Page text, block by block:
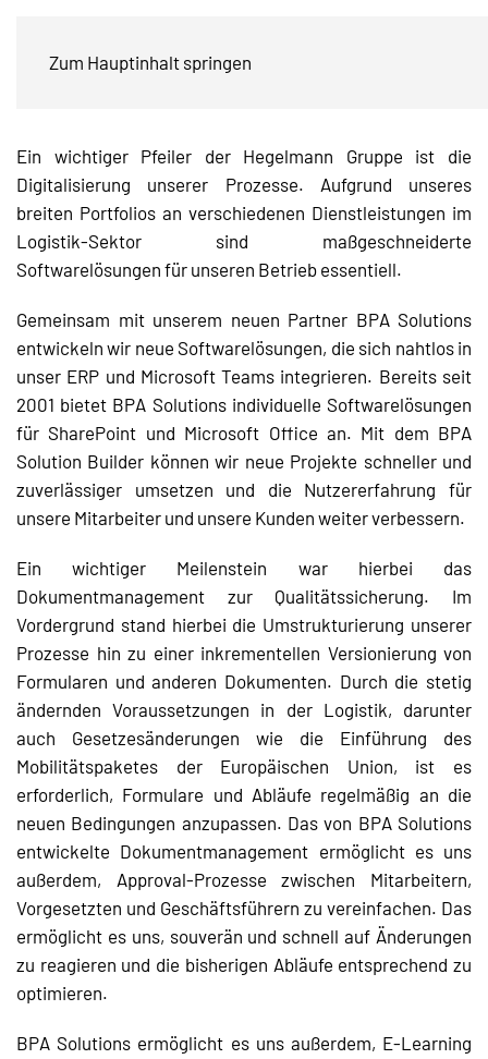
Zum Hauptinhalt springen
Hegelmann fördert Digitalisierung mit
Ein wichtiger Pfeiler der Hegelmann Gruppe ist die
Digitalisierung unserer Prozesse. Aufgrund unseres
breiten Portfolios an verschiedenen Dienstleistungen im
Logistik-Sektor sind maßgeschneiderte
Softwarelösungen für unseren Betrieb essentiell.
Gemeinsam mit unserem neuen Partner BPA Solutions
entwickeln wir neue Softwarelösungen, die sich nahtlos in
unser ERP und Microsoft Teams integrieren. Bereits seit
2001 bietet BPA Solutions individuelle Softwarelösungen
für SharePoint und Microsoft Office an. Mit dem BPA
Solution Builder können wir neue Projekte schneller und
zuverlässiger umsetzen und die Nutzererfahrung für
unsere Mitarbeiter und unsere Kunden weiter verbessern.
Ein wichtiger Meilenstein war hierbei das
Dokumentmanagement zur Qualitätssicherung. Im
Vordergrund stand hierbei die Umstrukturierung unserer
Prozesse hin zu einer inkrementellen Versionierung von
Formularen und anderen Dokumenten. Durch die stetig
ändernden Voraussetzungen in der Logistik, darunter
auch Gesetzesänderungen wie die Einführung des
Mobilitätspaketes der Europäischen Union, ist es
erforderlich, Formulare und Abläufe regelmäßig an die
neuen Bedingungen anzupassen. Das von BPA Solutions
entwickelte Dokumentmanagement ermöglicht es uns
außerdem, Approval-Prozesse zwischen Mitarbeitern,
Vorgesetzten und Geschäftsführern zu vereinfachen. Das
ermöglicht es uns, souverän und schnell auf Änderungen
zu reagieren und die bisherigen Abläufe entsprechend zu
optimieren.
BPA Solutions ermöglicht es uns außerdem, E-Learning